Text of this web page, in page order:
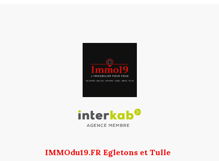
IMMOdu19.FR Egletons et Tulle